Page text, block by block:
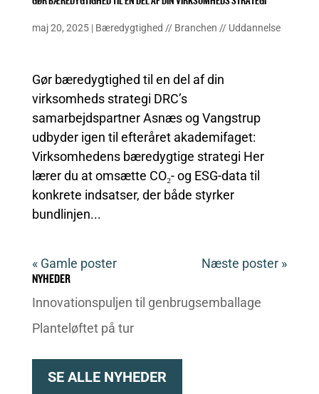
maj 20, 2025| Bæredygtighed // Branchen // Uddannelse
Gør bæredygtighed til en del af din
virksomheds strategi DRC’s
samarbejdspartner Asnæs og Vangstrup
udbyder igen til efteråret akademifaget:
Virksomhedens bæredygtige strategi Her
lærer du at omsætte CO₂- og ESG-data til
konkrete indsatser, der både styrker
bundlinjen...
« Gamle poster Næste poster »
NYHEDER
Innovationspuljen til genbrugsemballage
Planteløftet på tur
SE ALLE NYHEDER